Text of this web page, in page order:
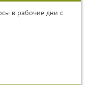
в рабочие дни с